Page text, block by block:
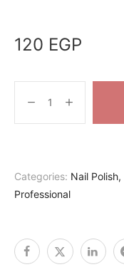
120 EGP
Categories: Nail Polish,
Professional